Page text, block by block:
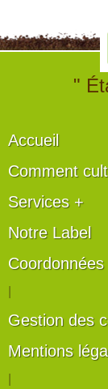
"
Accueil
Comment
Services +
Notre Label
Gestion des
Mentions